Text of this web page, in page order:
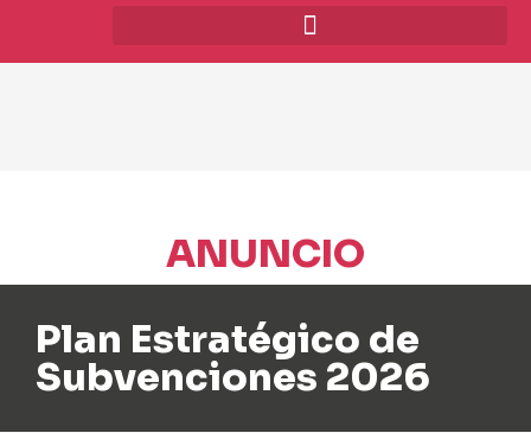
ANUNCIO
Plan Estratégico de
Subvenciones 2026